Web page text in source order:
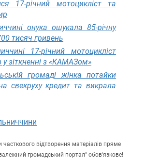
17-річний мотоцикліст та
онука ошукала 85-річну
тисяч гривень
17-річний мотоцикліст
зіткненні з «КАМАЗом»
громаді жінка потайки
свекруху кредит та викрала
часткового відтворення матеріалів пряме
громадський портал" обов'язкове!